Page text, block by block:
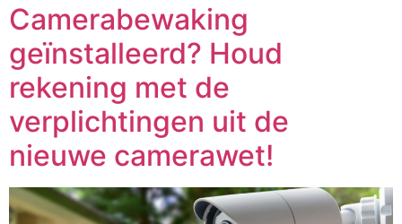
Camerabewaking
geïnstalleerd? Houd
rekening met de
verplichtingen uit de
nieuwe camerawet!